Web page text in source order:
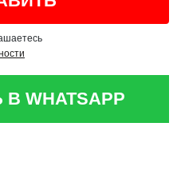
WHATSAPP